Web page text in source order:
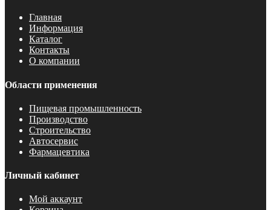
Главная
Информация
Каталог
Контакты
О компании
Области применения
Пищевая промышленность
Производство
Строительство
Автосервис
Фармацевтика
Личный кабинет
Мой аккаунт